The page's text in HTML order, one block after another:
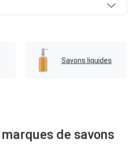
Savons liquides
de savons